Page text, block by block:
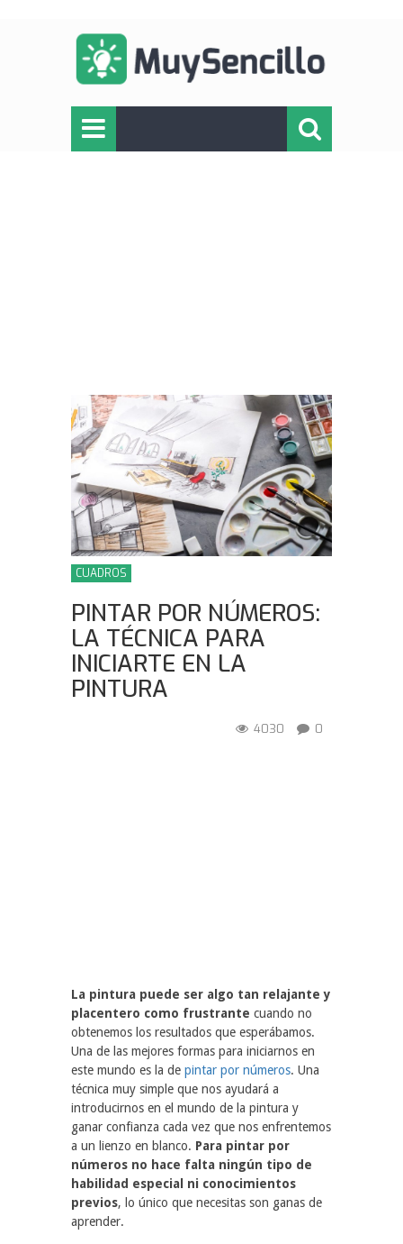
CUADROS
PINTAR POR NÚMEROS:
LA TÉCNICA PARA
INICIARTE EN LA
PINTURA
4030 0
La pintura puede ser algo tan relajante y
placentero como frustrante cuando no
obtenemos los resultados que esperábamos.
Una de las mejores formas para iniciarnos en
este mundo es la de pintar por números. Una
técnica muy simple que nos ayudará a
introducirnos en el mundo de la pintura y
ganar confianza cada vez que nos enfrentemos
a un lienzo en blanco. Para pintar por
números no hace falta ningún tipo de
habilidad especial ni conocimientos
previos, lo único que necesitas son ganas de
aprender.